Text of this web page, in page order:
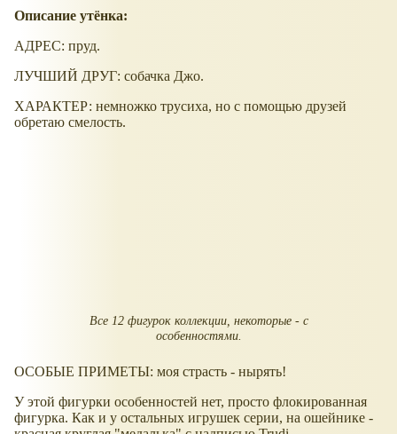
Описание утёнка:
АДРЕС: пруд.
ЛУЧШИЙ ДРУГ: собачка Джо.
ХАРАКТЕР: немножко трусиха, но с помощью друзей
обретаю смелость.
Все 12 фигурок коллекции, некоторые - с
особенностями.
ОСОБЫЕ ПРИМЕТЫ: моя страсть - нырять!
У этой фигурки особенностей нет, просто флокированная
фигурка. Как и у остальных игрушек серии, на ошейнике -